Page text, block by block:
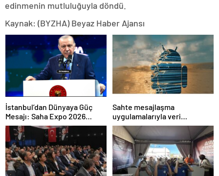
edinmenin mutluluğuyla döndü.
Kaynak: (BYZHA) Beyaz Haber Ajansı
İstanbul’dan Dünyaya Güç
Mesajı: Saha Expo 2026
Rekorlarla Kapılarını Kapattı
Sahte mesajlaşma
uygulamalarıyla veri
sızdırıyorlar- Haber Şafak